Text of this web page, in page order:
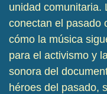
unidad comunitaria.
conectan el pasado
cómo la música
para el activismo y
sonora del
héroes del pasado,